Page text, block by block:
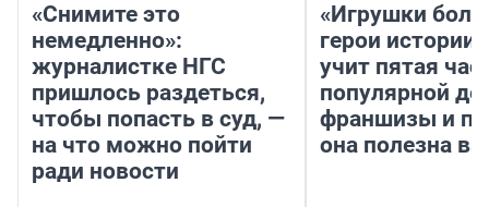
«Снимите это
немедленно»:
журналистке НГС
пришлось раздеться,
чтобы попасть в суд, —
на что можно пойти
ради новости
«Игрушки
герои
учит пятая
популярной
франшизы и
она полезна